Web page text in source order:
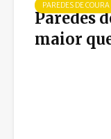
PAREDES DE COURA
Paredes
maior